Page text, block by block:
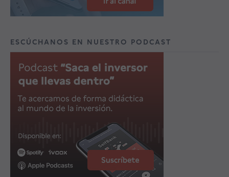
ESCÚCHANOS EN NUESTRO PODCAST